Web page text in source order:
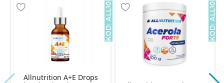
Allnutrition A+E Drops